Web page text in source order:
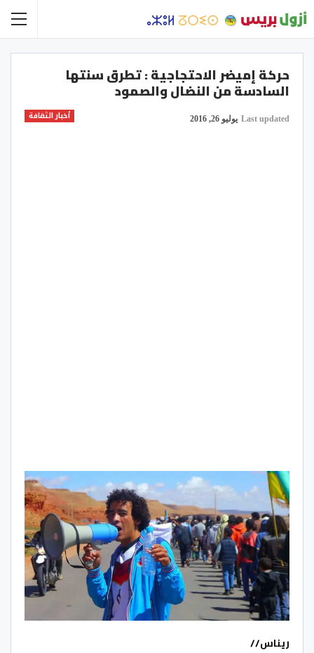
حركة إميضر الاحتجاجية : تطرق سنتها
السادسة من النضال والصمود
أخبار الثقافة Last updated يوليو 26, 2016
ريناس//